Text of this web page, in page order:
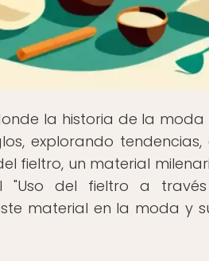
la historia de la
explorando
fieltro, un material
"Uso del fieltro a
material en la moda y